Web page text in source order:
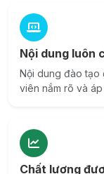
Nội dung luôn
Nội dung đào tạo
viên nắm rõ và
Chất lượng